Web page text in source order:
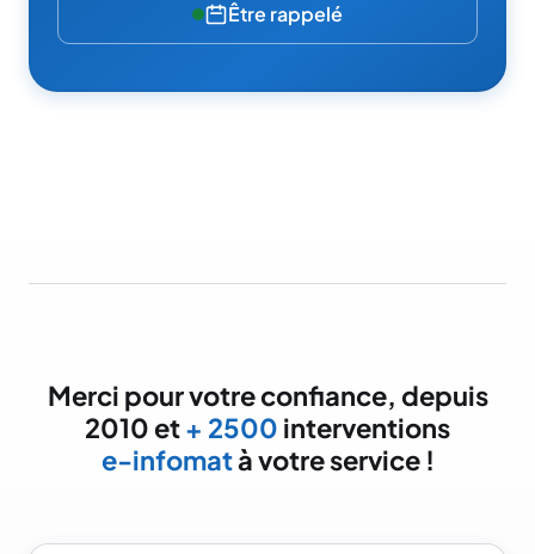
Être rappelé
Merci pour votre confiance, depuis
2010 et+ 2500 interventions
e-infomatà votre service !